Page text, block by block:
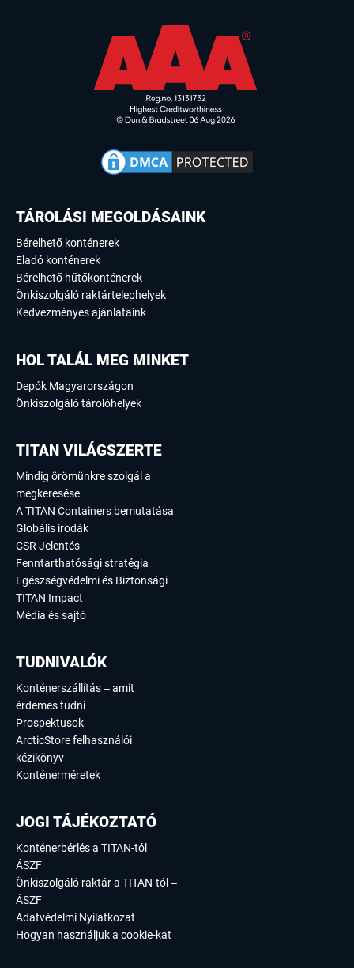
TÁROLÁSI MEGOLDÁSAINK
Bérelhető konténerek
Eladó konténerek
Bérelhető hűtőkonténerek
Önkiszolgáló raktártelephelyek
Kedvezményes ajánlataink
HOL TALÁL MEG MINKET
Depók Magyarországon
Önkiszolgáló tárolóhelyek
TITAN VILÁGSZERTE
Mindig örömünkre szolgál a
megkeresése
A TITAN Containers bemutatása
Globális irodák
CSR Jelentés
Fenntarthatósági stratégia
Egészségvédelmi és Biztonsági
TITAN Impact
Média és sajtó
TUDNIVALÓK
Konténerszállítás – amit
érdemes tudni
Prospektusok
ArcticStore felhasználói
kézikönyv
Konténerméretek
JOGI TÁJÉKOZTATÓ
Konténerbérlés a TITAN-tól –
ÁSZF
Önkiszolgáló raktár a TITAN-tól –
ÁSZF
Adatvédelmi Nyilatkozat
Hogyan használjuk a cookie-kat